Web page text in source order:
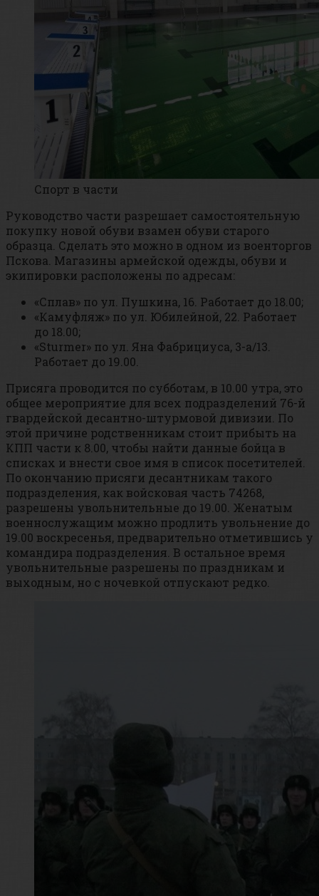
Спорт в части
Руководство части разрешает самостоятельную
покупку новой обуви взамен обуви старого
образца. Сделать это можно в одном из военторгов
Пскова. Магазины армейской одежды, обуви и
экипировки расположены по адресам:
«Сплав» по ул. Пушкина, 16. Работает до 18.00;
«Камуфляж» по ул. Юбилейной, 22. Работает
до 18.00;
«Sturmer» по ул. Яна Фабрициуса, 3-а/13.
Работает до 19.00.
Присяга проводится по субботам, в 10.00 утра, это
общее мероприятие для всех подразделений 76-й
гвардейской десантно-штурмовой дивизии. По
этой причине родственникам стоит прибыть на
КПП части к 8.00, чтобы найти данные бойца в
списках и внести свое имя в список посетителей.
По окончанию присяги десантникам такого
подразделения, как войсковая часть 74268,
разрешены увольнительные до 19.00. Женатым
военнослужащим можно продлить увольнение до
19.00 воскресенья, предварительно отметившись у
командира подразделения. В остальное время
увольнительные разрешены по праздникам и
выходным, но с ночевкой отпускают редко.